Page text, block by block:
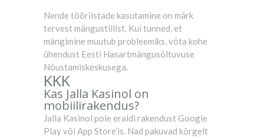
Nende tööriistade kasutamine on märk
tervest mängustiilist. Kui tunned, et
mängimine muutub probleemiks, võta kohe
ühendust Eesti Hasartmängusõltuvuse
Nõustamiskeskusega.
KKK
Kas Jalla Kasinol on
mobiilirakendus?
Jalla Kasinol pole eraldi rakendust Google
Play või App Store’is. Nad pakuvad kõrgelt